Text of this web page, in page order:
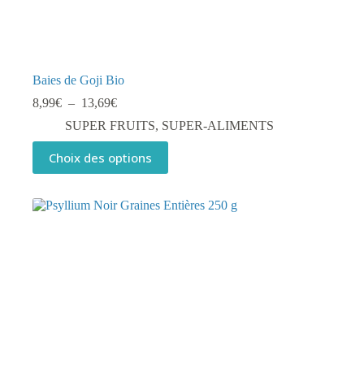
Baies de Goji Bio
8,99€ – 13,69€Plage
prix :
8,99€
à
13,69€
SUPER FRUITS, SUPER-ALIMENTS
Choix des options
Ce
produit
a
variations.